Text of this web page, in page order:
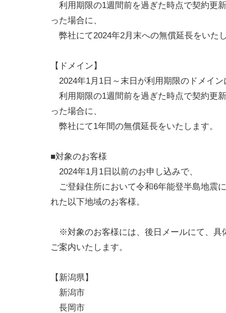
利用期限の1週間前を過ぎた時点で契約更
った場合に、
弊社にて2024年2月末への無償延長をいた
【ドメイン】
2024年1月1日～末日が利用期限のドメイン
利用期限の1週間前を過ぎた時点で契約更
った場合に、
弊社にて1年間の無償延長をいたします。
■対象のお客様
2024年1月1日以前のお申し込みで、
ご登録住所において令和6年能登半島地震
れた以下地域のお客様。
※対象のお客様には、後日メールにて、具
ご案内いたします。
【新潟県】
新潟市
長岡市